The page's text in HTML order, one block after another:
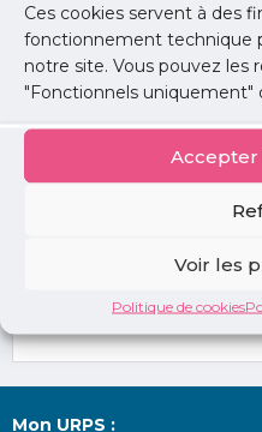
Ces cookies servent à des
fonctionnement technique
notre site. Vous pouvez les
"Fonctionnels uniquement"
Accepter
Voir les
Politique de cookies
Spécialité :
Ville :Le
Contact :
Mon URPS :